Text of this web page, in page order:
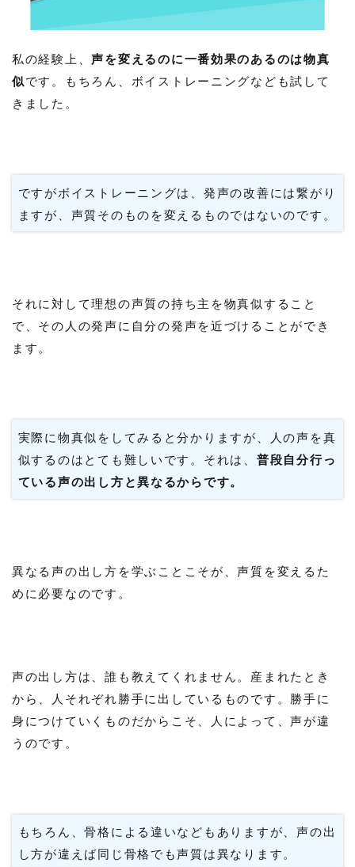
私の経験上、声を変えるのに一番効果のあるのは物真
似です。もちろん、ボイストレーニングなども試して
きました。
ですがボイストレーニングは、発声の改善には繋がり
ますが、声質そのものを変えるものではないのです。
それに対して理想の声質の持ち主を物真似すること
で、その人の発声に自分の発声を近づけることができ
ます。
実際に物真似をしてみると分かりますが、人の声を真
似するのはとても難しいです。それは、 普段自分行っ
ている声の出し方と異なるからです。
異なる声の出し方を学ぶことこそが、声質を変えるた
めに必要なのです。
声の出し方は、誰も教えてくれません。産まれたとき
から、人それぞれ勝手に出しているものです。勝手に
身につけていくものだからこそ、人によって、声が違
うのです。
もちろん、骨格による違いなどもありますが、声の出
し方が違えば同じ骨格でも声質は異なります。